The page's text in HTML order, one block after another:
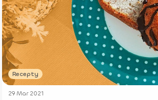
Recepty
29 Mar 2021